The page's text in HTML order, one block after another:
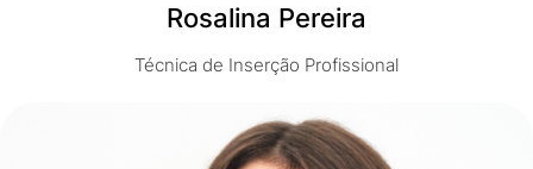
Rosalina Pereira
Técnica de Inserção Profissional